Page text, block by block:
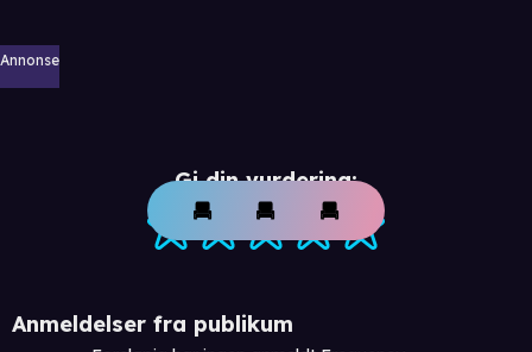
Annonse
Gi din vurdering:
Anmeldelser fra publikum